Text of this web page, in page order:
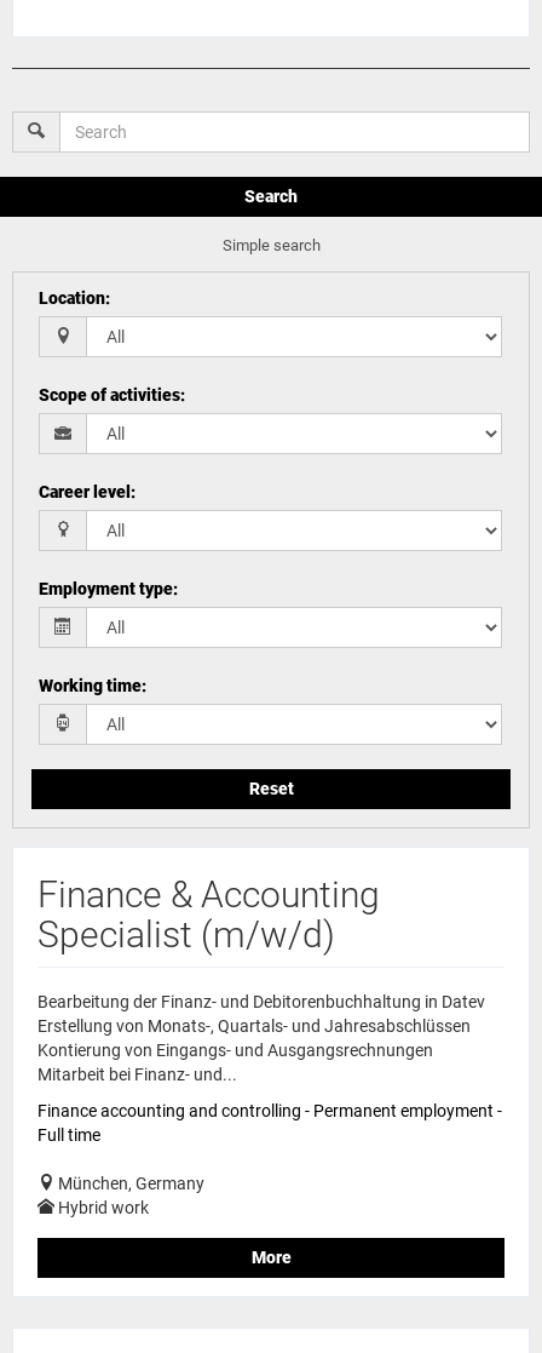
Search
Simple search
Location:
Scope of activities:
Career level:
Employment type:
Working time:
Reset
Finance & Accounting
Specialist (m/w/d)
Bearbeitung der Finanz- und Debitorenbuchhaltung in Datev
Erstellung von Monats-, Quartals- und Jahresabschlüssen
Kontierung von Eingangs- und Ausgangsrechnungen
Mitarbeit bei Finanz- und...
Finance accounting and controlling - Permanent employment -
Full time
München, Germany
Hybrid work
More